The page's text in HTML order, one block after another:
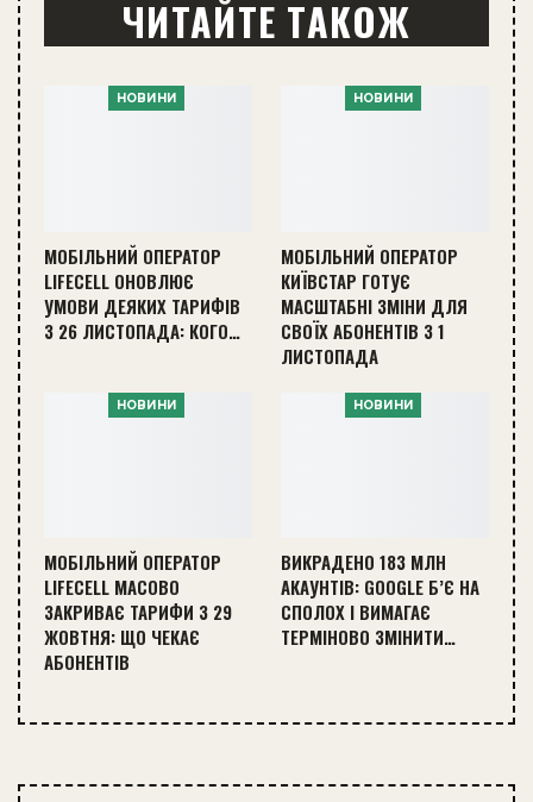
ЧИТАЙТЕ ТАКОЖ
НОВИНИ
МОБІЛЬНИЙ ОПЕРАТОР
LIFECELL ОНОВЛЮЄ
УМОВИ ДЕЯКИХ ТАРИФІВ
З 26 ЛИСТОПАДА: КОГО…
НОВИНИ
МОБІЛЬНИЙ ОПЕРАТОР
КИЇВСТАР ГОТУЄ
МАСШТАБНІ ЗМІНИ ДЛЯ
СВОЇХ АБОНЕНТІВ З 1
ЛИСТОПАДА
НОВИНИ
МОБІЛЬНИЙ ОПЕРАТОР
LIFECELL МАСОВО
ЗАКРИВАЄ ТАРИФИ З 29
ЖОВТНЯ: ЩО ЧЕКАЄ
АБОНЕНТІВ
НОВИНИ
ВИКРАДЕНО 183 МЛН
АКАУНТІВ: GOOGLE Б’Є НА
СПОЛОХ І ВИМАГАЄ
ТЕРМІНОВО ЗМІНИТИ…